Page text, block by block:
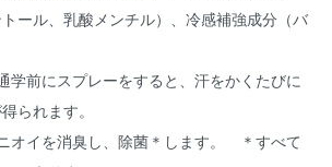
ール、乳酸メンチル）、冷感補強成分（バ
学前にスプレーをすると、汗をかくたびに
られます。
オイを消臭し、除菌＊します。 ＊すべて